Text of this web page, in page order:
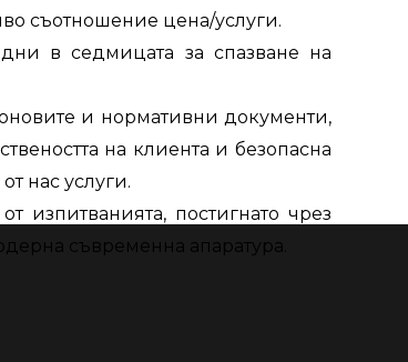
съотношение цена/услуги.
в седмицата за спазване на
и нормативни документи,
на клиента и безопасна
нас услуги.
изпитванията, постигнато чрез
съвременна апаратура.